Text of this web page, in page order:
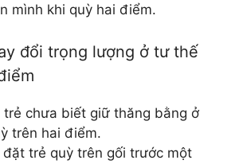
mình khi quỳ hai điểm.
đổi trọng lượng ở tư thế
trẻ chưa biết giữ thăng bằng ở
trên hai điểm.
đặt trẻ quỳ trên gối trước một